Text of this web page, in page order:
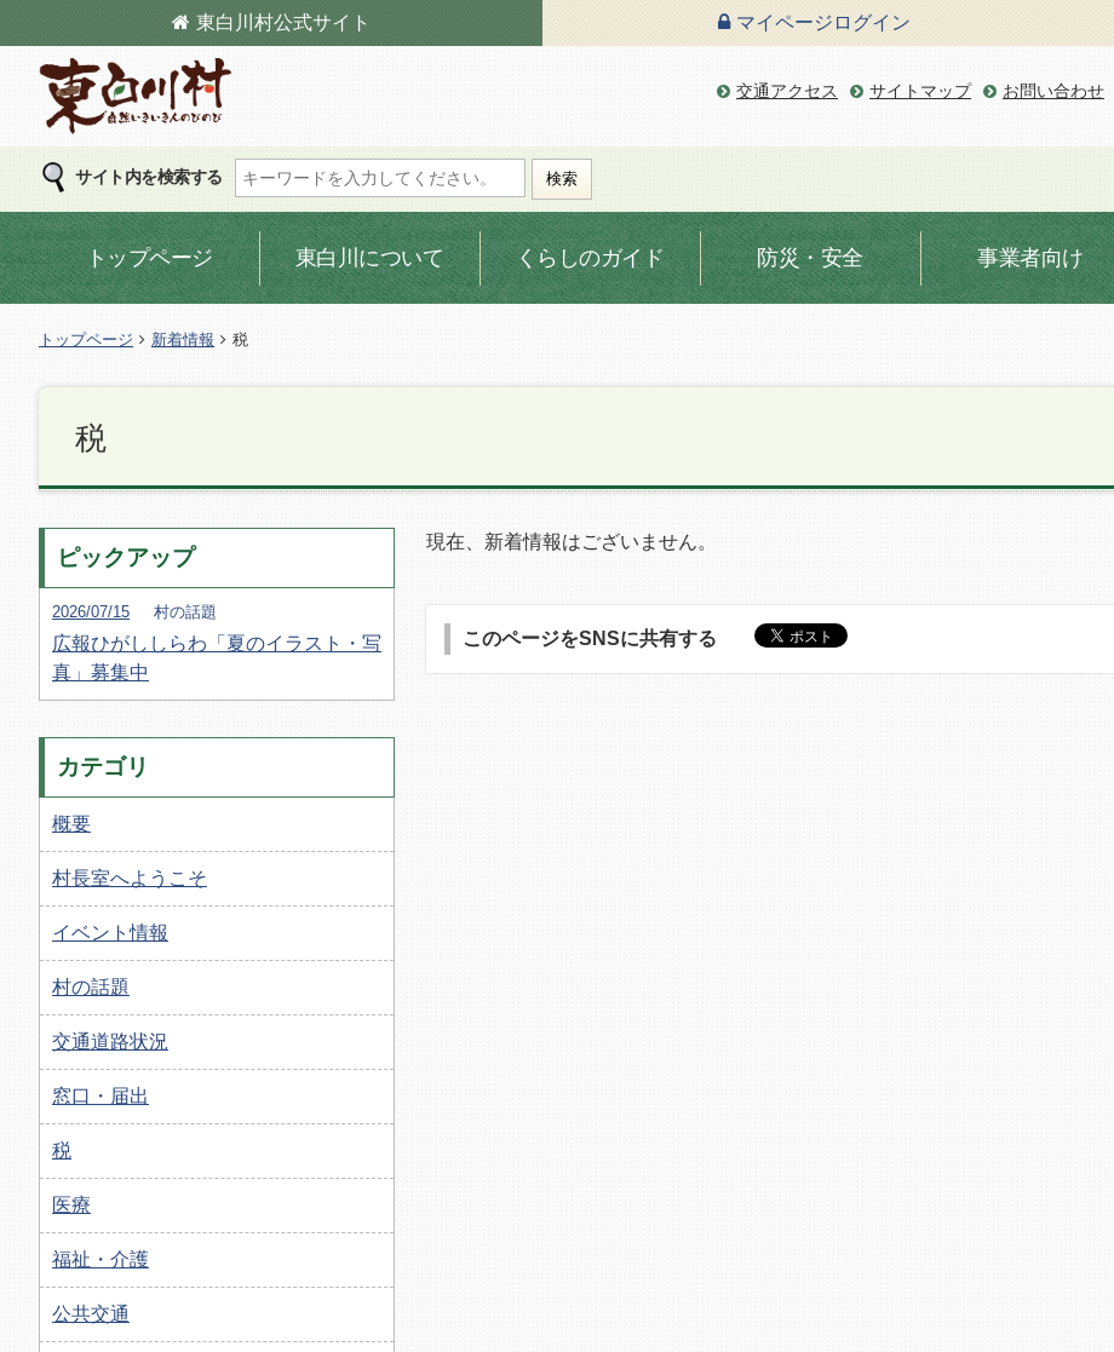
東白川村公式サイト マイページ ログイン
東白川村の公式サイト
交通アクセス サイトマップ お問い合わせ
サイト内を検索する
トップページ 東白川について くらしのガイド 防災・安全 事業者向け
トップページ 新着情報 税
税
現在、新着情報はございません。
このページをSNSに共有する
ピックアップ
2026/07/15 村の話題
広報ひがししらわ「夏のイラスト・写
真」募集中
カテゴリ
概要
村長室へようこそ
イベント情報
村の話題
交通道路状況
窓口・届出
税
医療
福祉・介護
公共交通